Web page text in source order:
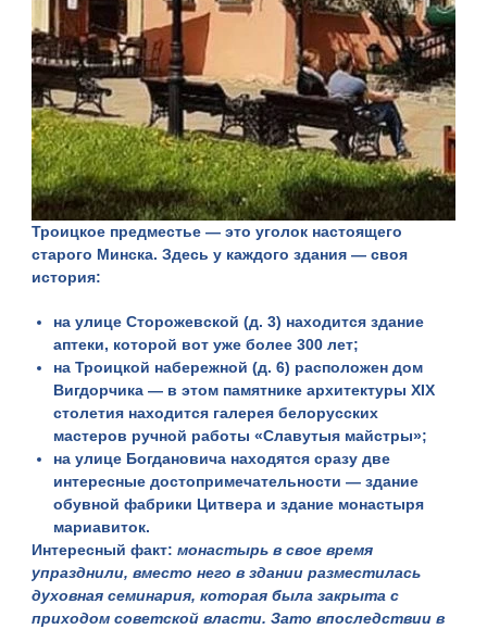
Троицкое предместье — это уголок настоящего
старого Минска. Здесь у каждого здания — своя
история:
на улице Сторожевской (д. 3) находится здание
аптеки, которой вот уже более 300 лет;
на Троицкой набережной (д. 6) расположен дом
Вигдорчика — в этом памятнике архитектуры XIX
столетия находится галерея белорусских
мастеров ручной работы «Славутыя майстры»;
на улице Богдановича находятся сразу две
интересные достопримечательности — здание
обувной фабрики Цитвера и здание монастыря
мариавиток.
Интересный факт: монастырь в свое время
упразднили, вместо него в здании разместилась
духовная семинария, которая была закрыта с
приходом советской власти. Зато впоследствии в